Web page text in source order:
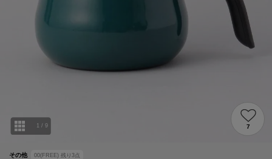
その他 00(FREE) 残り 3点
1 / 9 7